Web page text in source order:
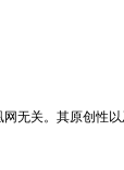
无关。其原创性